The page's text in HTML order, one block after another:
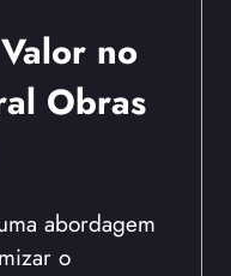
no
Obras
abordagem
o